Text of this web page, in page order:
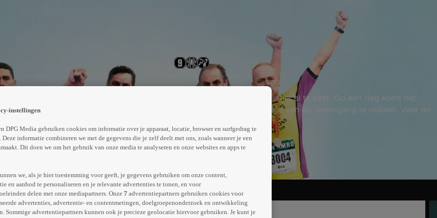
gebroederlijk samen in de garage van Gerard. De zaken gaan helaas niet al te best. Op een dag komt het
en zich te laten sponsoren. Op die manier hopen ze de garage van de ondergang te redden. Voor de
Abonneren op Videoland
instellingen
DPG Media gebruiken cookies om informatie over je apparaat, locatie, browser en surfgedrag te
Deze informatie combineren we met de gegevens die je zelf deelt met ons, zoals wanneer je een
Dit doen we om het gebruik van onze media te analyseren en onze websites en apps te
we, als je hier toestemming voor geeft, je gegevens gebruiken om onze content,
en aanbod te personaliseren en je relevante advertenties te tonen, en voor
delen met onze mediapartners. Onze 7 advertentiepartners gebruiken cookies voor
advertenties, advertentie- en contentmetingen, doelgroepenonderzoek en ontwikkeling
Sommige advertentiepartners kunnen ook je precieze geolocatie hiervoor gebruiken. Je kunt je